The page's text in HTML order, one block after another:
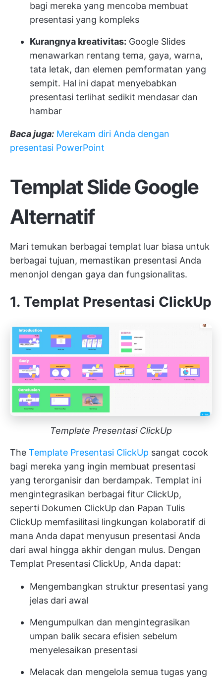
bagi mereka yang mencoba membuat
presentasi yang kompleks
Kurangnya kreativitas: Google Slides
menawarkan rentang tema, gaya, warna,
tata letak, dan elemen pemformatan yang
sempit. Hal ini dapat menyebabkan
presentasi terlihat sedikit mendasar dan
hambar
Baca juga: Merekam diri Anda dengan
presentasi PowerPoint
Templat Slide Google
Alternatif
Mari temukan berbagai templat luar biasa untuk
berbagai tujuan, memastikan presentasi Anda
menonjol dengan gaya dan fungsionalitas.
1. Templat Presentasi ClickUp
Template Presentasi ClickUp
The Template Presentasi ClickUp sangat cocok
bagi mereka yang ingin membuat presentasi
yang terorganisir dan berdampak. Templat ini
mengintegrasikan berbagai fitur ClickUp,
seperti Dokumen ClickUp dan Papan Tulis
ClickUp memfasilitasi lingkungan kolaboratif di
mana Anda dapat menyusun presentasi Anda
dari awal hingga akhir dengan mulus. Dengan
Templat Presentasi ClickUp, Anda dapat:
Mengembangkan struktur presentasi yang
jelas dari awal
Mengumpulkan dan mengintegrasikan
umpan balik secara efisien sebelum
menyelesaikan presentasi
Melacak dan mengelola semua tugas yang